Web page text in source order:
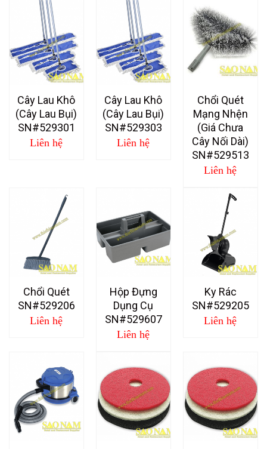
Cây Lau Khô
(Cây Lau Bụi)
SN#529301
Liên hệ
Cây Lau Khô
(Cây Lau Bụi)
SN#529303
Liên hệ
Chổi Quét
Mạng Nhện
(Giá Chưa
Cây Nối Dài)
SN#529513
Liên hệ
Chổi Quét
SN#529206
Liên hệ
Hộp Đựng
Dụng Cụ
SN#529607
Liên hệ
Ky Rác
SN#529205
Liên hệ